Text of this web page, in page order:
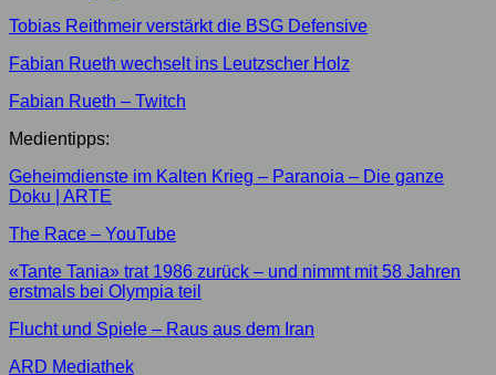
Tobias Reithmeir verstärkt die BSG Defensive
Fabian Rueth wechselt ins Leutzscher Holz
Fabian Rueth – Twitch
Medientipps:
Geheimdienste im Kalten Krieg – Paranoia – Die ganze
Doku | ARTE
The Race – YouTube
«Tante Tania» trat 1986 zurück – und nimmt mit 58 Jahren
erstmals bei Olympia teil
Flucht und Spiele – Raus aus dem Iran
ARD Mediathek